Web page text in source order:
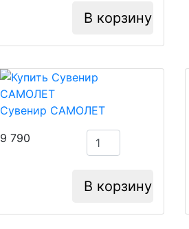
В корзину
Сувенир САМОЛЕТ
9 790
В корзину